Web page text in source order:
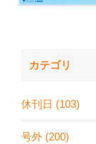
カテゴリ
休刊日 (103)
号外 (200)